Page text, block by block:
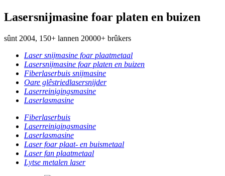
Lasersnijmasine foar platen en buizen
sûnt 2004, 150+ lannen 20000+ brûkers
Laser snijmasine foar plaatmetaal
Lasersnijmasine foar platen en buizen
Fiberlaserbuis snijmasine
Oare glêstriedlasersnijder
Laserreinigingsmasine
Laserlasmasine
Fiberlaserbuis
Laserreinigingsmasine
Laserlasmasine
Laser foar plaat- en buismetaal
Laser fan plaatmetaal
Lytse metalen laser